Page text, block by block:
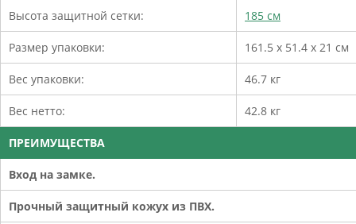
Высота защитной сетки: 185 см
Размер упаковки: 161.5 х 51.4 х 21 см
Вес упаковки: 46.7 кг
Вес нетто: 42.8 кг
ПРЕИМУЩЕСТВА
Вход на замке.
Прочный защитный кожух из ПВХ.